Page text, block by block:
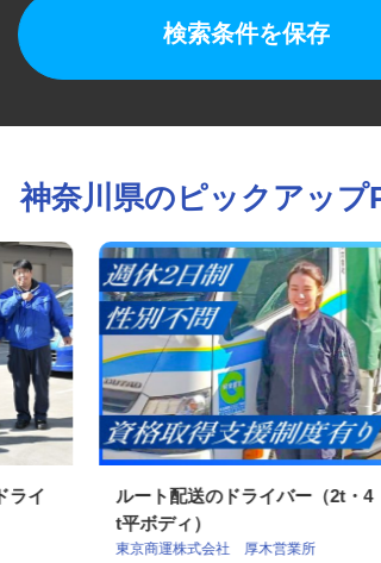
検索条件を保存
神奈川県のピックアップ
ライ ルート配送のドライバー（2t・4
t平ボディ）